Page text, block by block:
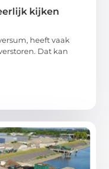
kijken
heeft vaak
Dat kan